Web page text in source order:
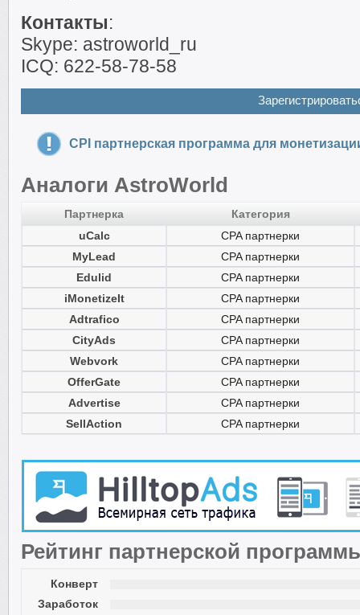
Контакты:
Skype: astroworld_ru
ICQ: 622-58-78-58
CPI партнерская программа для
Аналоги AstroWorld
Партнерка
Категория
uCalc
CPA партнерки
MyLead
CPA партнерки
Edulid
CPA партнерки
iMonetizeIt
CPA партнерки
Adtrafico
CPA партнерки
CityAds
CPA партнерки
Webvork
CPA партнерки
OfferGate
CPA партнерки
Advertise
CPA партнерки
SellAction
CPA партнерки
Рейтинг партнерской
Конверт
Заработок